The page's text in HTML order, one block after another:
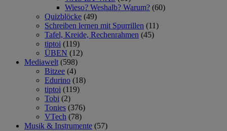
Wieso? Weshalb? Warum? (60)
Quizblöcke (49)
Schreiben lernen mit Spurrillen (11)
Tafel, Kreide, Rechenrahmen (45)
tiptoi (119)
ÜBEN (12)
Mediawelt (598)
Bitzee (4)
Edurino (18)
tiptoi (119)
Tobi (2)
Tonies (376)
VTech (78)
Musik & Instrumente (57)